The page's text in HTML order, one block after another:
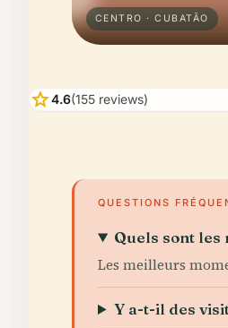
CENTRO · CUBATÃO
star4.6(155 reviews)
QUESTIONS
Quels sont
Les meilleurs
Y a-t-il des